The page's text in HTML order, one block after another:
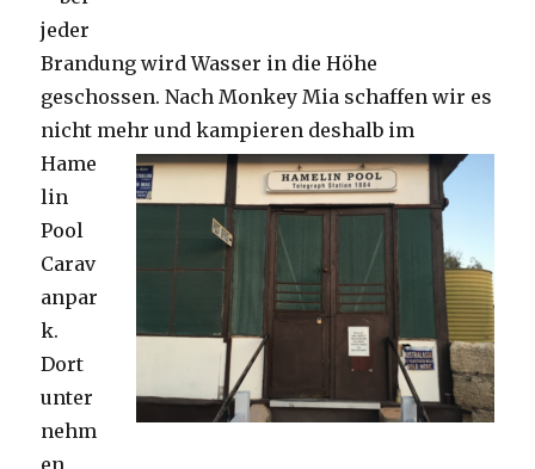
jeder
Brandung wird Wasser in die Höhe
geschossen. Nach Monkey Mia schaffen wir es
nicht mehr und kampieren deshalb im
Hame
lin
Pool
Carav
anpar
k.
Dort
unter
nehm
en